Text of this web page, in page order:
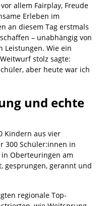
allem Fairplay, Freude
Erleben im
an diesem Tag erstmals
– unabhängig von
Leistungen. Wie ein
stolz sagte:
aber heute war ich
und echte
Kindern aus vier
300 Schüler:innen in
Oberteuringen am
gesprungen, gerannt und
regionale Top-